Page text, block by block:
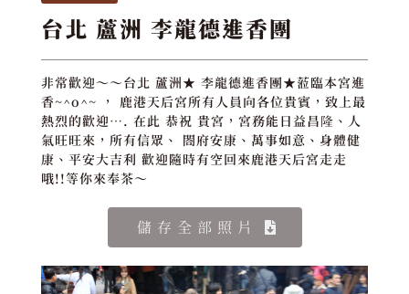
台北 蘆洲 李龍德進香團
非常歡迎～～台北 蘆洲★ 李龍德進香團★蒞臨本宮進
香~^o^~ ， 鹿港天后宮所有人員向各位貴賓，致上最
熱烈的歡迎…. 在此 恭祝 貴宮，宮務能日益昌隆、人
氣旺旺來，所有信眾、 閤府安康、萬事如意、身體健
康、平安大吉利 歡迎隨時有空回來鹿港天后宮走走
哦!!等你來奉茶～
儲存全部照片